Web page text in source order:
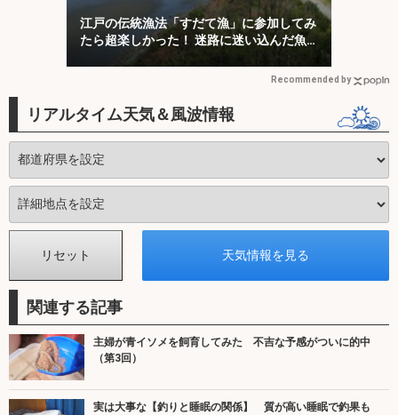
江戸の伝統漁法「すだて漁」に参加してみ
たら超楽しかった！ 迷路に迷い込んだ魚
Recommended by
リアルタイム天気＆風波情報
関連する記事
主婦が青イソメを飼育してみた 不吉な予感がついに的中
（第3回）
実は大事な【釣りと睡眠の関係】 質が高い睡眠で釣果も